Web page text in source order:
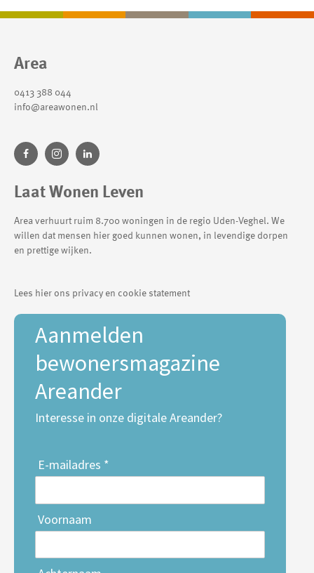
Contactinformatie
Area
0413 388 044
info@areawonen.nl
Laat Wonen Leven
Area verhuurt ruim 8.700 woningen in de regio Uden-Veghel. We
willen dat mensen hier goed kunnen wonen, in levendige dorpen
en prettige wijken.
Lees hier ons privacy en cookie statement
Aanmelden
bewonersmagazine
Areander
Interesse in onze digitale Areander?
E-mailadres *
Voornaam